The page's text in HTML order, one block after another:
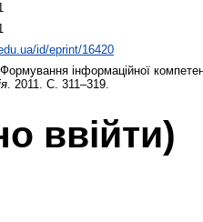
id/eprint/16420
Формування інформаційної
. 2011. С. 311–319.
ввійти)